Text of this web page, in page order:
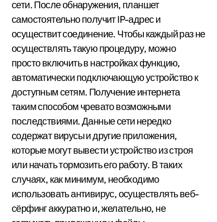
сети. После обнаружения, планшет
самостоятельно получит IP-адрес и
осуществит соединение. Чтобы каждый раз не
осуществлять такую процедуру, можно
просто включить в настройках функцию,
автоматически подключающую устройство к
доступным сетям. Получение интернета
таким способом чревато возможными
последствиями. Данные сети нередко
содержат вирусы и другие приложения,
которые могут вывести устройство из строя
или начать тормозить его работу. В таких
случаях, как минимум, необходимо
использовать антивирус, осуществлять веб-
сёрфинг аккуратно и, желательно, не